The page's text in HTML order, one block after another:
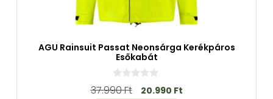
AGU Rainsuit Passat Neonsárga Kerékpáros
Esőkabát
0
a
37.990Ft 20.990 Ft